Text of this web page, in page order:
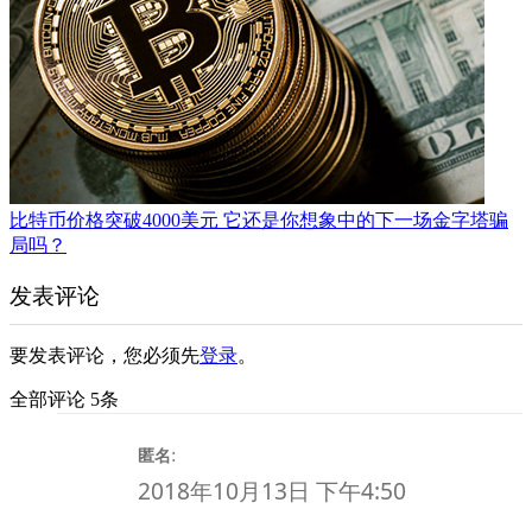
比特币价格突破4000美元 它还是你想象中的下一场金字塔骗
局吗？
发表评论
要发表评论，您必须先登录。
全部评论 5条
匿名:
2018年10月13日 下午4:50